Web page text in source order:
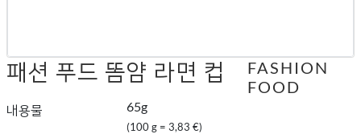
패션 푸드 똠얌 라면 컵
내용물 65g
(100 g = 3,83 €)
FASHION
FOOD